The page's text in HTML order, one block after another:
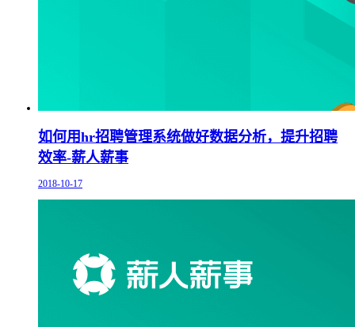
如何用hr招聘管理系统做好数据分析，提升招聘
效率-薪人薪事
2018-10-17